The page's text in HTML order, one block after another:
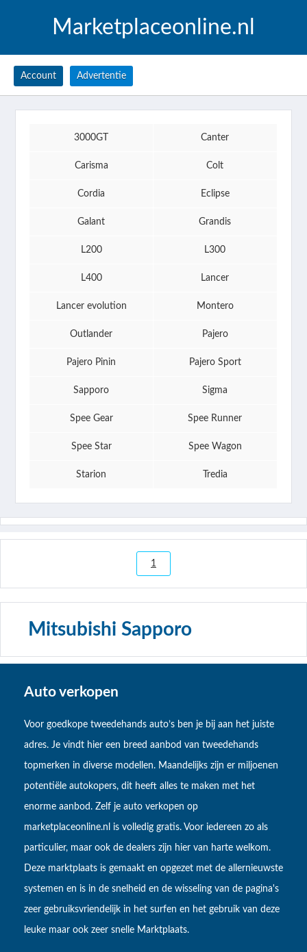
Marketplaceonline.nl
Account Advertentie
3000GT Canter
Carisma Colt
Cordia Eclipse
Galant Grandis
L200 L300
L400 Lancer
Lancer evolution Montero
Outlander Pajero
Pajero Pinin Pajero Sport
Sapporo Sigma
Spee Gear Spee Runner
Spee Star Spee Wagon
Starion Tredia
1
Mitsubishi Sapporo
Auto verkopen
Voor goedkope tweedehands auto’s ben je bij aan het juiste
adres. Je vindt hier een breed aanbod van tweedehands
topmerken in diverse modellen. Maandelijks zijn er miljoenen
potentiële autokopers, dit heeft alles te maken met het
enorme aanbod. Zelf je auto verkopen op
marketplaceonline.nl is volledig gratis. Voor iedereen zo als
particulier, maar ook de dealers zijn hier van harte welkom.
Deze marktplaats is gemaakt en opgezet met de allernieuwste
systemen en is in de snelheid en de wisseling van de pagina's
zeer gebruiksvriendelijk in het surfen en het gebruik van deze
leuke maar ook zeer snelle Marktplaats.